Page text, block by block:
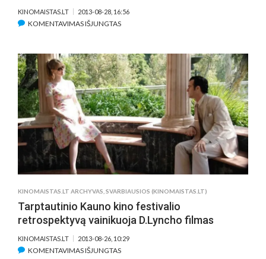
KINOMAISTAS.LT 2013-08-28, 16:56
KOMENTAVIMAS IŠJUNGTASĮRAŠE
–
GERESNĖJE
TITANIKO
VERSIJOJE
KINOMAISTAS.LT ARCHYVAS SVARBIAUSIOS (KINOMAISTAS.LT)
Tarptautinio Kauno kino festivalio
retrospektyvą vainikuoja D.Lyncho filmas
KINOMAISTAS.LT 2013-08-26, 10:29
KOMENTAVIMAS IŠJUNGTASĮRAŠE